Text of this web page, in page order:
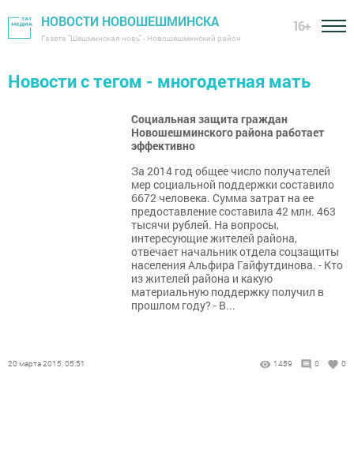
НОВОСТИ НОВОШЕШМИНСКА
Газета "Шешминская новь" - Новошешминский район
16+
Новости с тегом - многодетная мать
Социальная защита граждан
Новошешминского района работает
эффективно
За 2014 год общее число получателей
мер социальной поддержки составило
6672 человека. Сумма затрат на ее
предоставление составила 42 млн. 463
тысячи рублей. На вопросы,
интересующие жителей района,
отвечает начальник отдела соцзащиты
населения Альфира Гайфутдинова. - Кто
из жителей района и какую
материальную поддержку получил в
прошлом году? - В...
20 марта 2015, 05:51 1459 0 0